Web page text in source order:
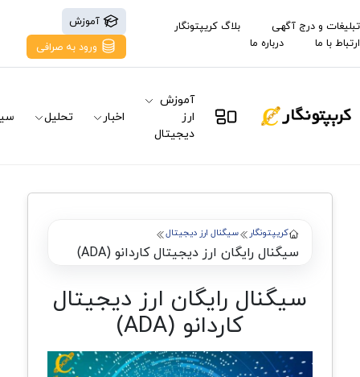
تبلیغات و درج آگهی
بلاگ کریپتونگار
ارتباط با ما
درباره ما
آموزش
ورود به صرافی
آموزش
ارز
دیجیتال
اخبار تحلیل
کریپتونگار سیگنال ارز دیجیتال
سیگنال رایگان ارز دیجیتال کاردانو (ADA)
سیگنال رایگان ارز دیجیتال
کاردانو (ADA)